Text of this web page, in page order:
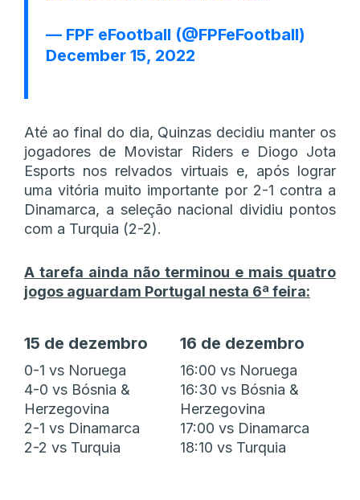
— FPF eFootball (@FPFeFootball)
December 15, 2022
Até ao final do dia, Quinzas decidiu manter os
jogadores de Movistar Riders e Diogo Jota
Esports nos relvados virtuais e, após lograr
uma vitória muito importante por 2-1 contra a
Dinamarca, a seleção nacional dividiu pontos
com a Turquia (2-2).
A tarefa ainda não terminou e mais quatro
jogos aguardam Portugal nesta 6ª feira:
15 de dezembro 16 de dezembro
0-1 vs Noruega
16:00 vs Noruega
4-0 vs Bósnia &
Herzegovina
16:30 vs Bósnia &
Herzegovina
2-1 vs Dinamarca
17:00 vs Dinamarca
2-2 vs Turquia
18:10 vs Turquia